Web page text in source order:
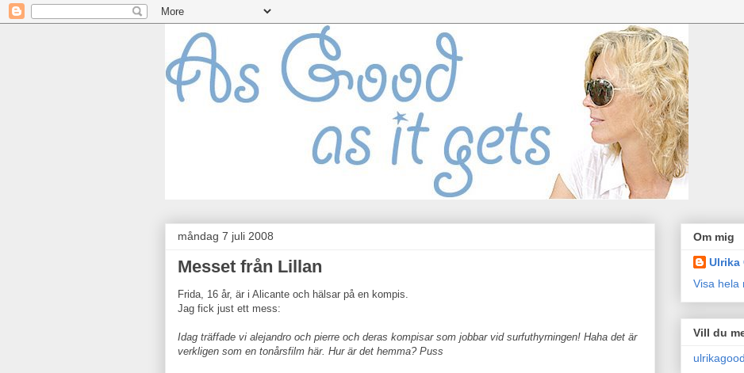
måndag 7 juli 2008
Messet från Lillan
Frida, 16 år, är i Alicante och hälsar på en kompis.
Jag fick just ett mess:
Idag träffade vi alejandro och pierre och deras kompisar som jobbar vid surfuthyrningen! Haha det är
verkligen som en tonårsfilm här. Hur är det hemma? Puss
Om mig
Ulrika
Visa hela
Vill du